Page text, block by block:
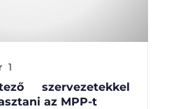
1
szervezetekkel
az MPP-t